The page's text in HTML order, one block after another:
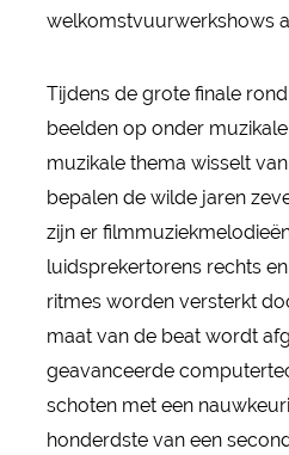
welkomstvuurwerkshows
Tijdens de grote finale
beelden op onder
muzikale thema wisselt
bepalen de wilde jaren
zijn er
luidsprekertorens rechts
ritmes worden versterkt
maat van de beat wordt
geavanceerde
schoten met een
honderdste van een